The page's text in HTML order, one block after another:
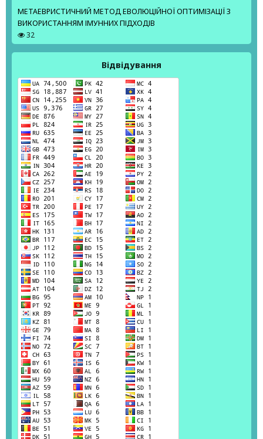
МЕТАЕВРИСТИЧНИЙ МЕТОД ЕВОЛЮЦІЙНОЇ ОПТИМІЗАЦІЇ З
ВИКОРИСТАННЯМ ІМУННИХ ПІДХОДІВ
32
Відвідування